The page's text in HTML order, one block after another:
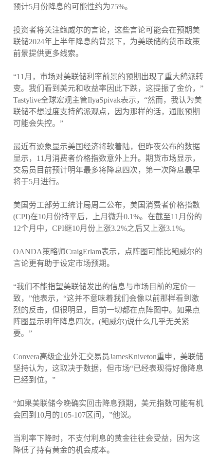
预计5月份降息的可能性约为75%。
投资者将关注鲍威尔的言论，这些言论可能会在预期美
联储2024年上半年降息的背景下，为美联储的货币政策
前景提供更多线索。
“11月，市场对美联储利率前景的预期出现了重大鸽派转
变。我们看到美元和收益率因此下跌，这提振了金价，”
Tastylive全球宏观主管IlyaSpivak表示，“然而，我认为美
联储不想过度支持鸽派观点，因为那样的话，通胀预期
可能会失控。”
最近有迹象显示美国经济将软着陆，但昨夜公布的数据
显示，11月消费者价格指数意外上升。期货市场显示，
交易员目前预计明年最多将降息四次，第一次降息最早
将于5月进行。
美国劳工部劳工统计局周二公布，美国消费者价格指数
(CPI)在10月份持平后，上月微升0.1%。在截至11月份的
12个月中，CPI继10月份上涨3.2%之后又上涨3.1%。
OANDA策略师CraigErlam表示，点阵图可能比鲍威尔的
言论更有助于设定市场预期。
“我们不能指望美联储发出的信息与市场目前的定价一
致，”他表示，“这并不意味着我们会像以前那样看到激
烈的反击，但很明显，目前一切都在点阵图中。如果点
阵图显示明年降息四次，(鲍威尔)说什么几乎无关紧
要。”
Convera高级企业外汇交易员JamesKniveton重申，美联储
坚持认为，这取决于数据，但市场“已经表现得好像降息
已经到位。”
“如果美联储今晚确实回击降息预期，美元指数可能有机
会回到10月的105-107区间，”他说。
当利率下降时，不支付利息的黄金往往会受益，因为这
降低了持有黄金的机会成本。